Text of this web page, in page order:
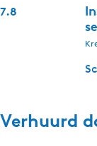
7.8
Verhuurd